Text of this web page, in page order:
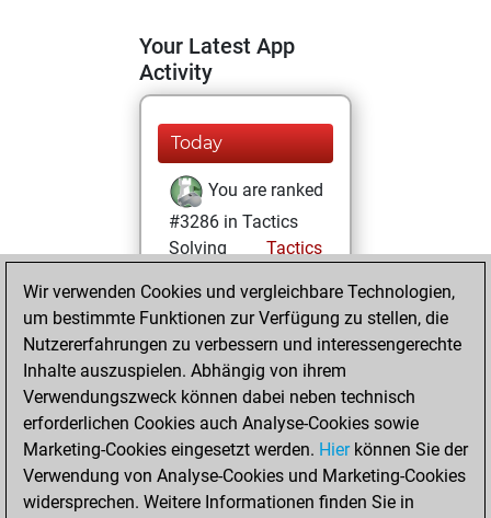
Your Latest App
Activity
Today
You are ranked
#3286 in Tactics
Solving
Tactics
Montag, Juli 20,
2026
You totalled
141 tactics positions
Tactics
You
solved 116 tactics
positions
Wir verwenden Cookies und vergleichbare Technologien,
um bestimmte Funktionen zur Verfügung zu stellen, die
Nutzererfahrungen zu verbessern und interessengerechte
Inhalte auszuspielen. Abhängig von ihrem
Verwendungszweck können dabei neben technisch
erforderlichen Cookies auch Analyse-Cookies sowie
Marketing-Cookies eingesetzt werden. Hierkönnen Sie der
Verwendung von Analyse-Cookies und Marketing-Cookies
widersprechen. Weitere Informationen finden Sie in